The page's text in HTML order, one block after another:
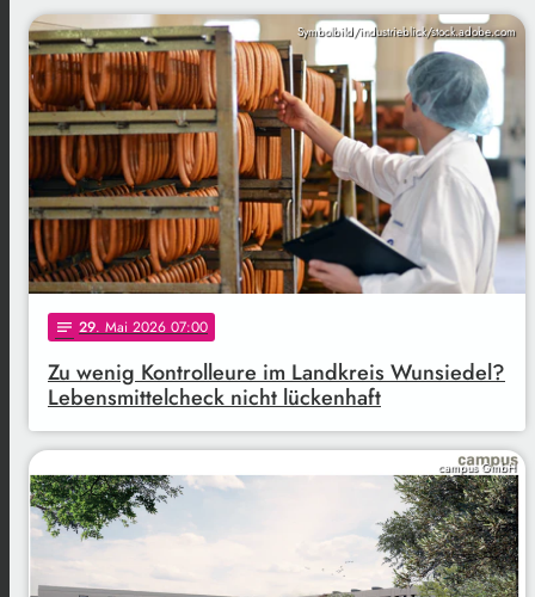
Symbolbild/industrieblick/stock.adobe.com
notes 29. Mai 2026 07:00
Zu wenig Kontrolleure im Landkreis Wunsiedel?
Lebensmittelcheck nicht lückenhaft
campus GmbH